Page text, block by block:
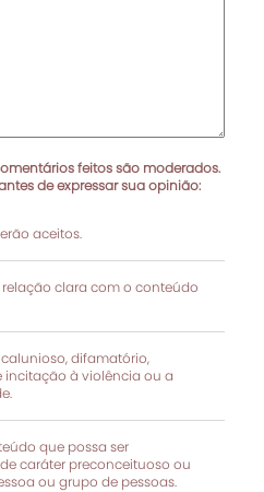
feitos são moderados.
de expressar sua opinião:
aceitos.
clara com o conteúdo
difamatório,
incitação à violência ou a
que possa ser
caráter preconceituoso ou
ou grupo de pessoas.